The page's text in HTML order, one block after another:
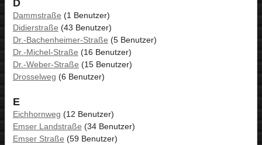
Dammstraße (1 Benutzer)
Didierstraße (43 Benutzer)
Dr.-Bachenheimer-Straße (5 Benutzer)
Dr.-Michel-Straße (16 Benutzer)
Dr.-Weber-Straße (15 Benutzer)
Drosselweg (6 Benutzer)
E
Eichhornweg (12 Benutzer)
Emser Landstraße (34 Benutzer)
Emser Straße (59 Benutzer)